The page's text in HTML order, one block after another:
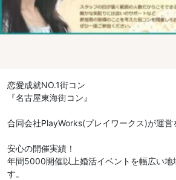
恋愛成就NO.1街コン
『名古屋東海街コン』
合同会社PlayWorks(プレイワークス)が運営
安心の開催実績！
年間5000開催以上婚活イベントを幅広い地
す。